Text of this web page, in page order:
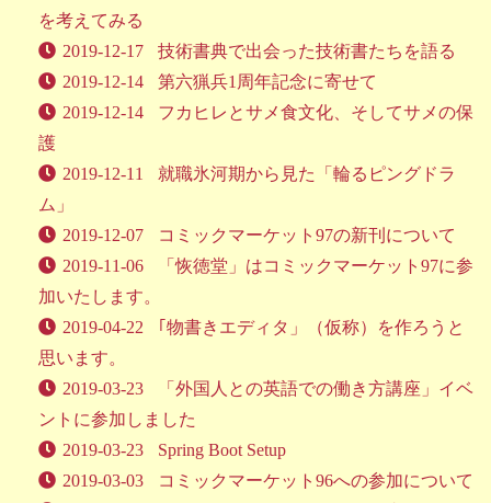
を考えてみる
2019-12-17
技術書典で出会った技術書たちを語る
2019-12-14
第六猟兵1周年記念に寄せて
2019-12-14
フカヒレとサメ食文化、そしてサメの保
護
2019-12-11
就職氷河期から見た「輪るピングドラ
ム」
2019-12-07
コミックマーケット97の新刊について
2019-11-06
「恢徳堂」はコミックマーケット97に参
加いたします。
2019-04-22
｢物書きエディタ」（仮称）を作ろうと
思います。
2019-03-23
「外国人との英語での働き方講座」イベ
ントに参加しました
2019-03-23
Spring Boot Setup
2019-03-03
コミックマーケット96への参加について